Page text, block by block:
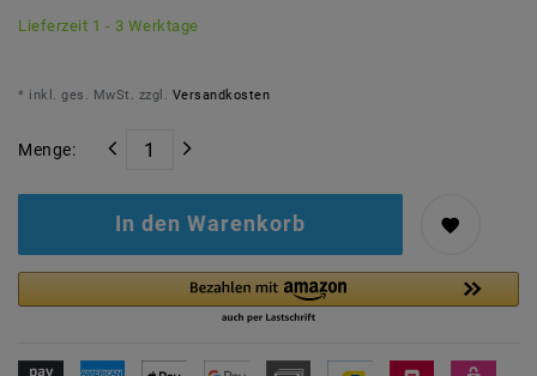
Lieferzeit 1 - 3 Werktage
* inkl. ges. MwSt. zzgl. Versandkosten
Menge:
In den Warenkorb